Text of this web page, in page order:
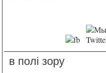
в полі зору